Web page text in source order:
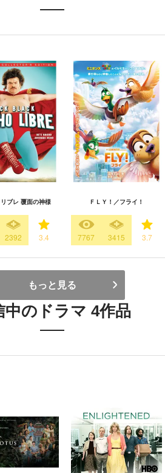
ブレ 覆面の神様
2392 3.4
ＦＬＹ！／フライ！
7767 3415 3.7
もっと見る
中のドラマ 4作品